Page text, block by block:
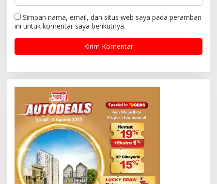
Simpan nama, email, dan situs web saya pada peramban
ini untuk komentar saya berikutnya.